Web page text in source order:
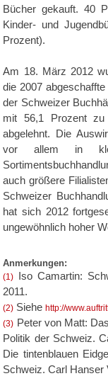
Bücher gekauft. 40
Kinder- und
Prozent).
Am 18. März 2012
die 2007
der Schweizer
mit 56,1 Prozent zu
abgelehnt. Die
vor allem in
auch größere
Schweizer
hat sich 2012
ungewöhnlich hoher
Anmerkungen:
(1) Iso Camartin:
2011.
(2) Siehehttp://
(3) Peter von Matt:
Politik der Schweiz.
Die tintenblauen
Schweiz. Carl Hanser